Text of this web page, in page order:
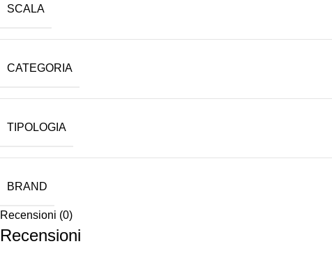
SCALA
CATEGORIA
TIPOLOGIA
BRAND
Recensioni (0)
Recensioni